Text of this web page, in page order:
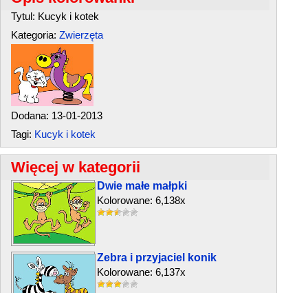
Tytul: Kucyk i kotek
Kategoria: Zwierzęta
Dodana: 13-01-2013
Tagi: Kucyk i kotek
Więcej w kategorii
Dwie małe małpki
Kolorowane: 6,138x
Zebra i przyjaciel konik
Kolorowane: 6,137x